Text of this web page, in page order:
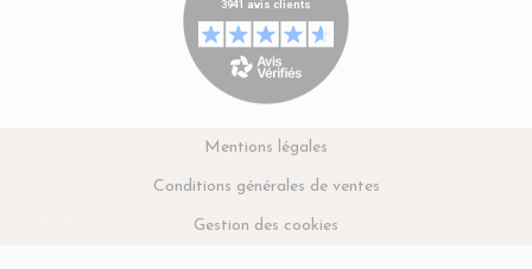
Mentions légales
Conditions générales de ventes
Gestion des cookies